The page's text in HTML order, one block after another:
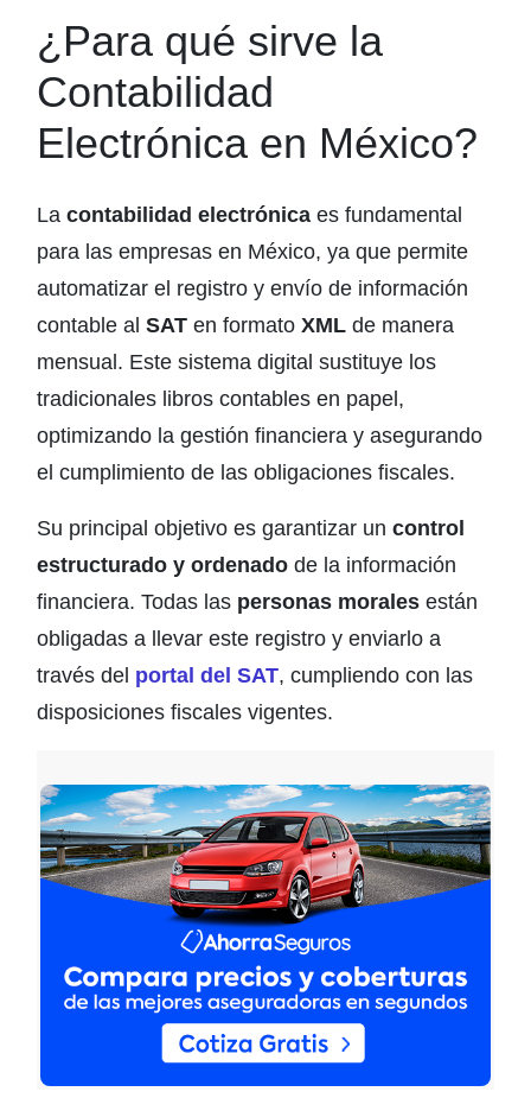
¿Para qué sirve la
Contabilidad
Electrónica en México?
La contabilidad electrónica es fundamental
para las empresas en México, ya que permite
automatizar el registro y envío de información
contable al SAT en formato XML de manera
mensual. Este sistema digital sustituye los
tradicionales libros contables en papel,
optimizando la gestión financiera y asegurando
el cumplimiento de las obligaciones fiscales.
Su principal objetivo es garantizar un control
estructurado y ordenado de la información
financiera. Todas las personas morales están
obligadas a llevar este registro y enviarlo a
través del portal del SAT, cumpliendo con las
disposiciones fiscales vigentes.